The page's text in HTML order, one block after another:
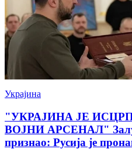
Украјина
"УКРАЈИНА ЈЕ
ВОЈНИ АРСЕНАЛ"
признао: Русија је